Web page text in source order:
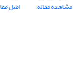
مشاهده مقاله
اصل